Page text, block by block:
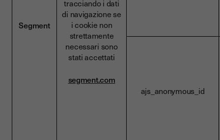
Segment
tracciando i dati
di navigazione se
i cookie non
strettamente
necessari sono
stati accettati
segment.com
ajs_anonymous_id